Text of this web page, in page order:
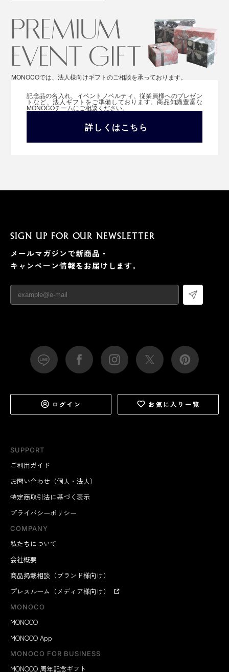
MONOCOでは、法人様向けギフトのご相談を承っております。
記念品の名入れ、イベントノベルティ、従業員様へのプレゼン
トなど、法人ギフトをご準備しております。商品知識豊富な
MONOCOチームにご相談ください。
詳しくはこちら
SUPPORT
ご利用ガイド
お問い合わせ（個人・法人）
特定商取引法に基づく表示
プライバシーポリシー
COMPANY
私たちについて
会社概要
商品掲載相談（ブランド様向け）
プレスルーム（メディア様向け）
MONOCO
MONOCO
MONOCO App
MONOCO FOR BUSINESS
MONOCO 周年記念ギフト
SIGN UP FOR OUR NEWSLETTER
メールマガジンで新商品・
キャンペーン情報をお届けします。
ログイン お気に入り一覧